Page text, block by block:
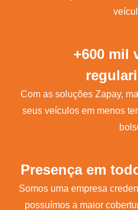
+600 mil
Com as soluções Zapay,
seus veículos em menos
Presença em
Somos uma empresa
possuímos a maior